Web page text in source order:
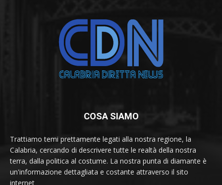
COSA SIAMO
Trattiamo temi prettamente legati alla nostra regione, la
Calabria, cercando di descrivere tutte le realtà della nostra
terra, dalla politica al costume. La nostra punta di diamante è
un'informazione dettagliata e costante attraverso il sito
internet